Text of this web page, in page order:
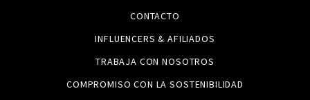
CONTACTO
INFLUENCERS & AFILIADOS
TRABAJA CON NOSOTROS
COMPROMISO CON LA SOSTENIBILIDAD